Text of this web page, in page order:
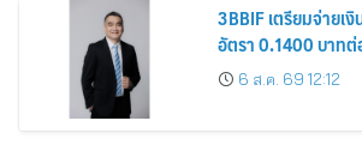
3BBIF เตรียมจ่ายเ
อัตรา 0.1400 บาท
6 ส.ค. 69 12:12